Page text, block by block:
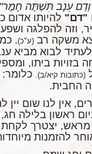
עֵנָב תִּשְׁתֶּה
"דם" להיותו אדום
וזה להפלגה
משקה רב (ע"כ).
לבוא מביא
בזויות ביתו,
(כתובות קיא/ב).
החבית.
אין לנו שום יין
ראשון בלילה
מראש, יצטרך
להזמנות